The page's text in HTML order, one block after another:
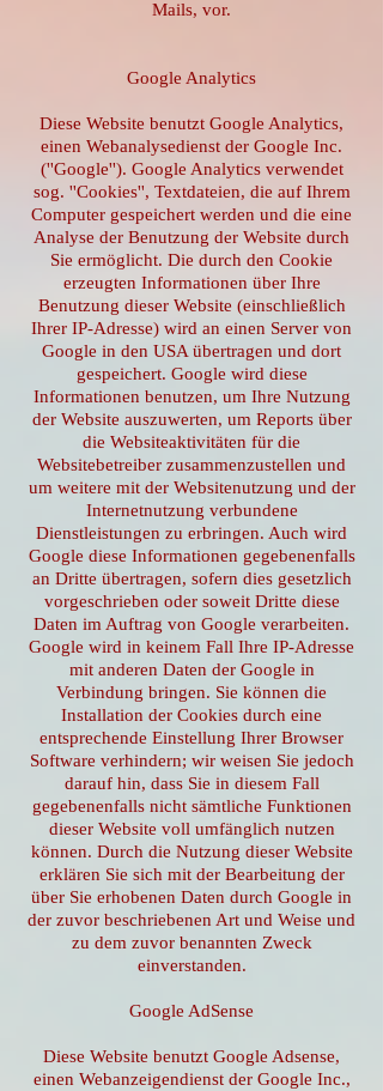
Mails, vor.
Google Analytics
Diese Website benutzt Google Analytics,
einen Webanalysedienst der Google Inc.
(''Google''). Google Analytics verwendet
sog. ''Cookies'', Textdateien, die auf Ihrem
Computer gespeichert werden und die eine
Analyse der Benutzung der Website durch
Sie ermöglicht. Die durch den Cookie
erzeugten Informationen über Ihre
Benutzung dieser Website (einschließlich
Ihrer IP-Adresse) wird an einen Server von
Google in den USA übertragen und dort
gespeichert. Google wird diese
Informationen benutzen, um Ihre Nutzung
der Website auszuwerten, um Reports über
die Websiteaktivitäten für die
Websitebetreiber zusammenzustellen und
um weitere mit der Websitenutzung und der
Internetnutzung verbundene
Dienstleistungen zu erbringen. Auch wird
Google diese Informationen gegebenenfalls
an Dritte übertragen, sofern dies gesetzlich
vorgeschrieben oder soweit Dritte diese
Daten im Auftrag von Google verarbeiten.
Google wird in keinem Fall Ihre IP-Adresse
mit anderen Daten der Google in
Verbindung bringen. Sie können die
Installation der Cookies durch eine
entsprechende Einstellung Ihrer Browser
Software verhindern; wir weisen Sie jedoch
darauf hin, dass Sie in diesem Fall
gegebenenfalls nicht sämtliche Funktionen
dieser Website voll umfänglich nutzen
können. Durch die Nutzung dieser Website
erklären Sie sich mit der Bearbeitung der
über Sie erhobenen Daten durch Google in
der zuvor beschriebenen Art und Weise und
zu dem zuvor benannten Zweck
einverstanden.
Google AdSense
Diese Website benutzt Google Adsense,
einen Webanzeigendienst der Google Inc.,